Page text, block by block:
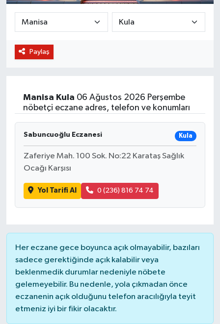
Paylaş
Manisa Kula 06 Ağustos 2026 Perşembe
nöbetçi eczane adres, telefon ve konumları
Sabuncuoğlu Eczanesi Kula
Zaferiye Mah. 100 Sok. No:22 Karataş Sağlık
Ocağı Karşısı
Yol Tarifi Al 0 (236) 816 74 74
Her eczane gece boyunca açık olmayabilir, bazıları
sadece gerektiğinde açık kalabilir veya
beklenmedik durumlar nedeniyle nöbete
gelemeyebilir. Bu nedenle, yola çıkmadan önce
eczanenin açık olduğunu telefon aracılığıyla teyit
etmeniz iyi bir fikir olacaktır.
BİLİM VE TEKNOLOJİ